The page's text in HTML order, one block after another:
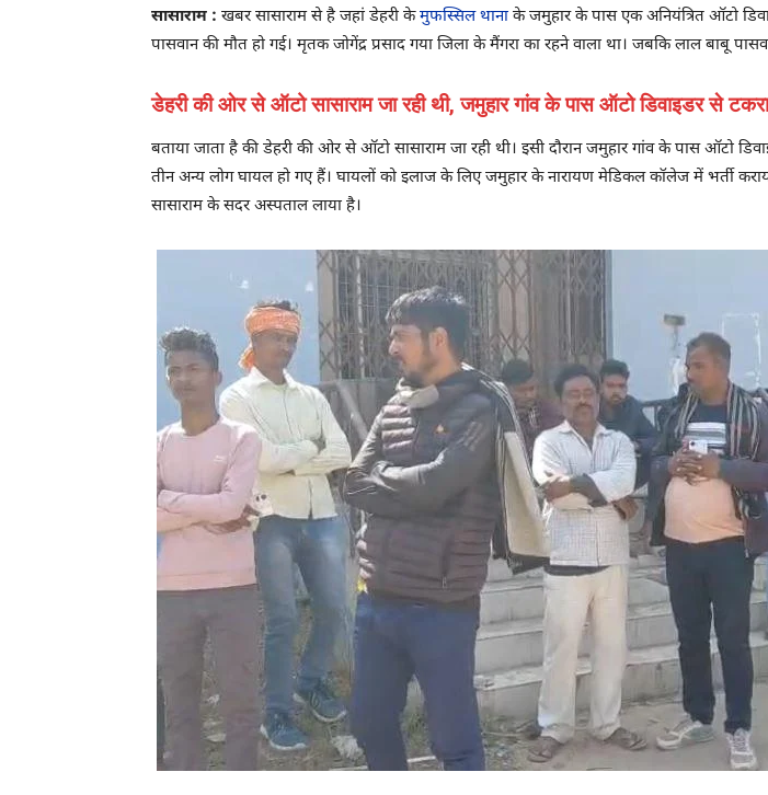
सासाराम : खबर सासाराम से है जहां डेहरी केमुफस्सिल थानाके जमुहार के पास एक अनियंत्रित ऑटो
पासवान की मौत हो गई। मृतक जोगेंद्र प्रसाद गया जिला के मैंगरा का रहने वाला था। जबकि लाल बाबू
डेहरी की ओर से ऑटो सासाराम जा रही थी, जमुहार गांव के पास ऑटो डिवाइडर से
बताया जाता है की डेहरी की ओर से ऑटो सासाराम जा रही थी। इसी दौरान जमुहार गांव के पास ऑटो
तीन अन्य लोग घायल हो गए हैं। घायलों को इलाज के लिए जमुहार के नारायण मेडिकल कॉलेज में भर्ती
सासाराम के सदर अस्पताल लाया है।